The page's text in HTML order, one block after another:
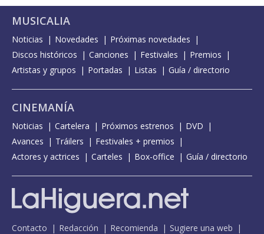
MUSICALIA
Noticias Novedades
Próximas novedades
Discos históricos
Canciones Festivales
Premios
Artistas y grupos
Portadas Listas Guía / directorio
CINEMANÍA
Noticias Cartelera Próximos estrenos
DVD
Avances
Tráilers
Festivales + premios
Actores y actrices
Carteles Box-office Guía / directorio
Contacto Redacción Recomienda Sugiere una web